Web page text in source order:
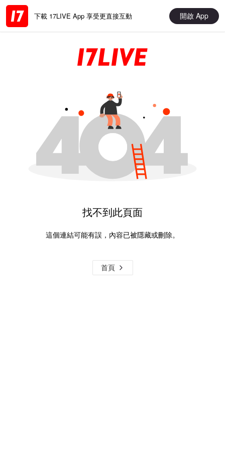
下載 17LIVE App 享受更直接互動 開啟 App
找不到此頁面
這個連結可能有誤，內容已被隱藏或刪除。
首頁